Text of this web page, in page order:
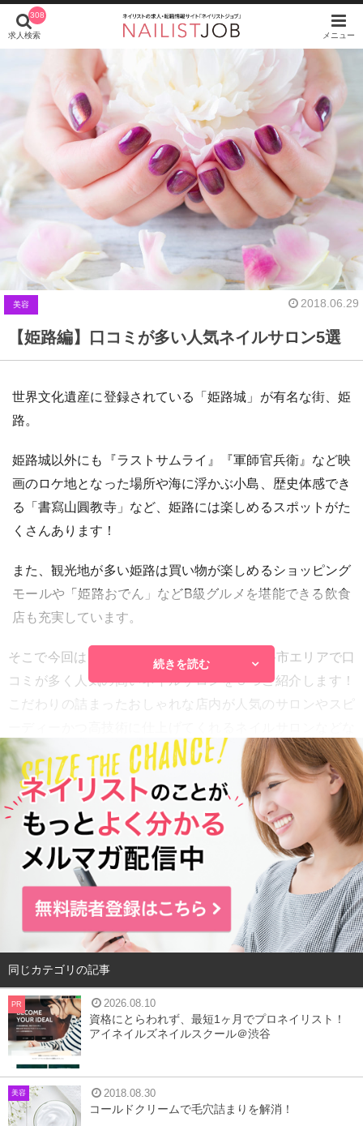
308
求人検索 メニュー
美容 2018.06.29
【姫路編】口コミが多い人気ネイルサロン5選
世界文化遺産に登録されている「姫路城」が有名な街、姫
路。
姫路城以外にも『ラストサムライ』『軍師官兵衛』など映
画のロケ地となった場所や海に浮かぶ小島、歴史体感でき
る「書寫山圓教寺」など、姫路には楽しめるスポットがた
くさんあります！
また、観光地が多い姫路は買い物が楽しめるショッピング
モールや「姫路おでん」などB級グルメを堪能できる飲食
店も充実しています。
そこで今回は、 Hot Pepper Beauty
から、姫路市エリアで口
コミが多く人気の高いネイルサロンを５つご紹介します！
こだわりの詰まったおしゃれな店内が人気のサロンやスピ
ど・・・。
魅力の詰まった姫路のネイルサロンを紹介しますので、是
非参考にしてください！
今回ご紹介するネイルサロンのポイント！
アイラッシュを行っているサロンも対象に紹介（ただし
スタッフの50%以上がネイルに携わっているサロンだけに
限定）
以下、2018年6月29日時点
目次
1SyiSyu (シシュ) 姫路店
2nails cafe an みゆき通店
続きを読む
同じカテゴリの記事
PR 2026.08.10
資格にとらわれず、最短1ヶ月でプロネイリスト！
アイネイルズネイルスクール＠渋谷
美容 2018.08.30
コールドクリームで毛穴詰まりを解消！